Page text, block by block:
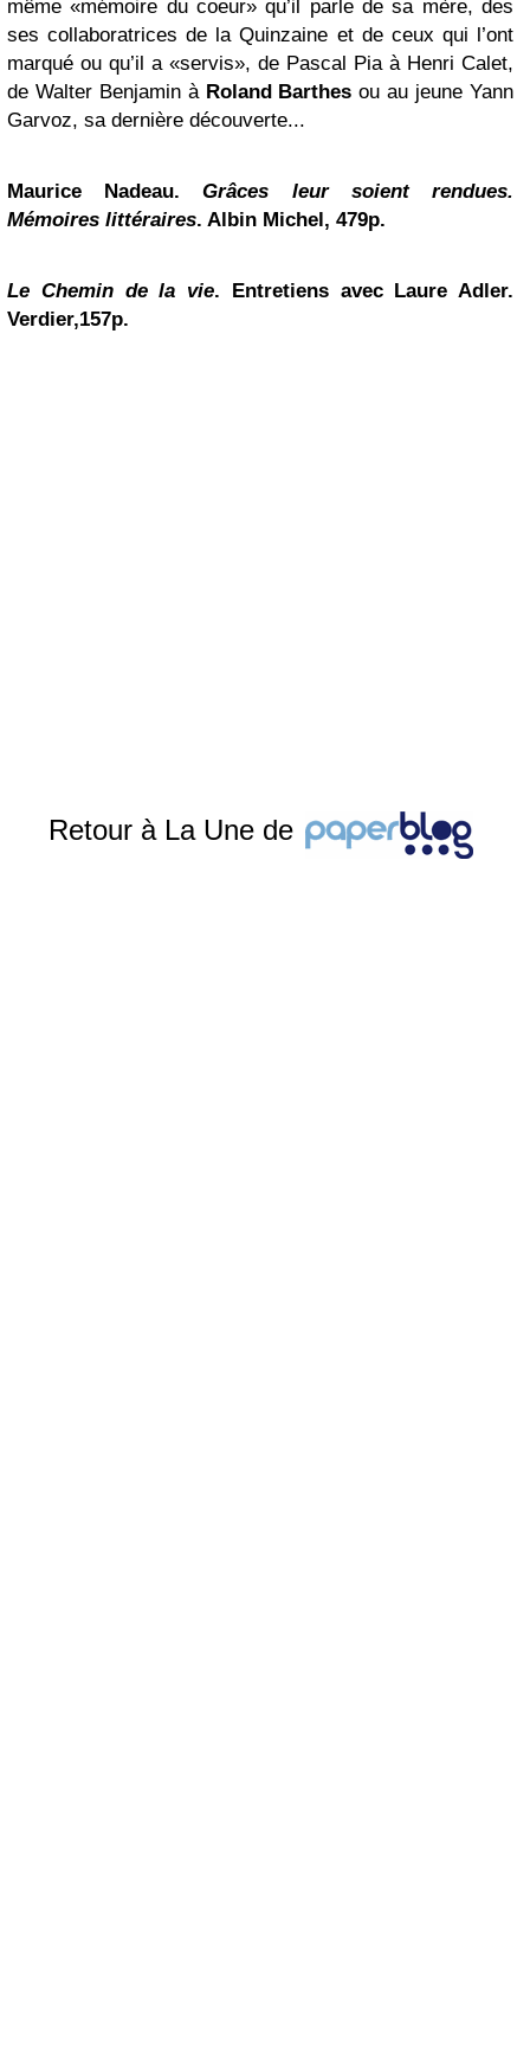
même «mémoire du coeur» qu’il parle de sa mère, des
ses collaboratrices de la Quinzaine et de ceux qui l’ont
marqué ou qu’il a «servis», de Pascal Pia à Henri Calet,
de Walter Benjamin à Roland Barthes ou au jeune Yann
Garvoz, sa dernière découverte...
Maurice Nadeau.Grâces leur soient rendues.
Mémoires littéraires. Albin Michel, 479p.
Le Chemin de la vie. Entretiens avec Laure Adler.
Verdier,157p.
Retour à La Une de